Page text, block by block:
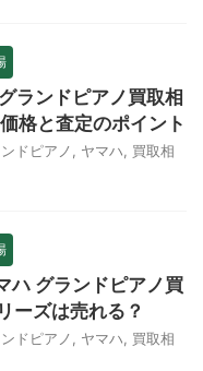
ランドピアノ買取相
格と査定のポイント
ドピアノ ヤマハ
買取相
ハ グランドピアノ買
ーズは売れる？
ドピアノ ヤマハ
買取相